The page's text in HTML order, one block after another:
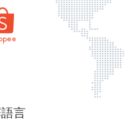
顯示
言